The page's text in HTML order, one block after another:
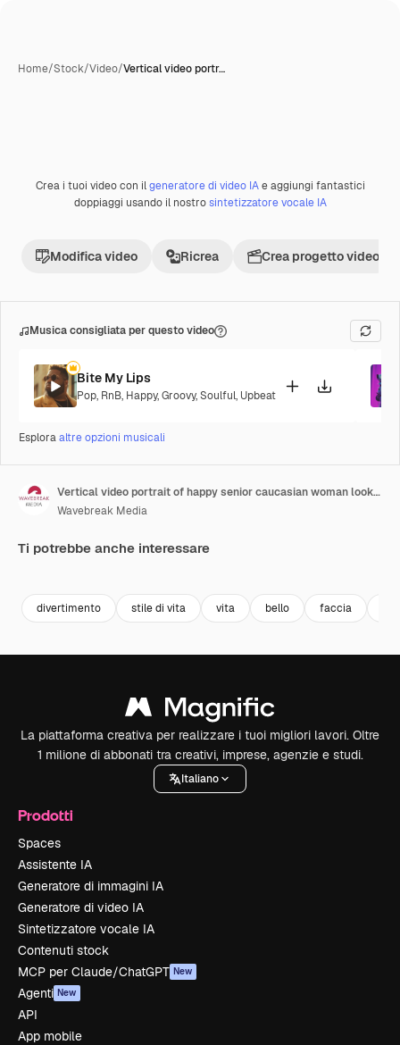
Home/Stock/Video/Vertical video portr…
Premium
Crea i tuoi video con ilgeneratore di video IAe aggiungi fantastici
doppiaggi usando il nostrosintetizzatore vocale IA
Modifica video Ricrea Crea progetto video
Musica consigliata per questo video
Bite My Lips
Pop, RnB, Happy,Groovy,Soulful, Upbeat
Esploraaltre opzioni musicali
Vertical video portrait of happy senior caucasian woman looking at camera and smiling, slow motion
Wavebreak Media
Ti potrebbe anche interessare
divertimento stile di vita vita bello faccia
La piattaforma creativa per realizzare i tuoi migliori lavori. Oltre
1 milione di abbonati tra creativi, imprese, agenzie e studi.
Italiano
Prodotti
Spaces
Assistente IA
Generatore di immagini IA
Generatore di video IA
Sintetizzatore vocale IA
Contenuti stock
MCP per Claude/ChatGPT New
Agenti New
API
App mobile